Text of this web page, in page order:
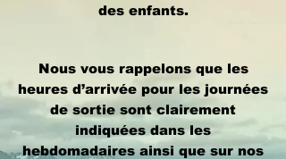
des enfants.
Nous vous rappelons que les
heures d’arrivée pour les journées
de sortie sont clairement
indiquées dans les
hebdomadaires ainsi que sur nos